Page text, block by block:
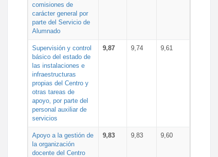
comisiones de
carácter general por
parte del Servicio de
Alumnado
Supervisión y control
básico del estado de
las instalaciones e
infraestructuras
propias del Centro y
otras tareas de
apoyo, por parte del
personal auxiliar de
servicios
9,87 9,74 9,61
Apoyo a la gestión de
la organización
docente del Centro
9,83 9,83 9,60